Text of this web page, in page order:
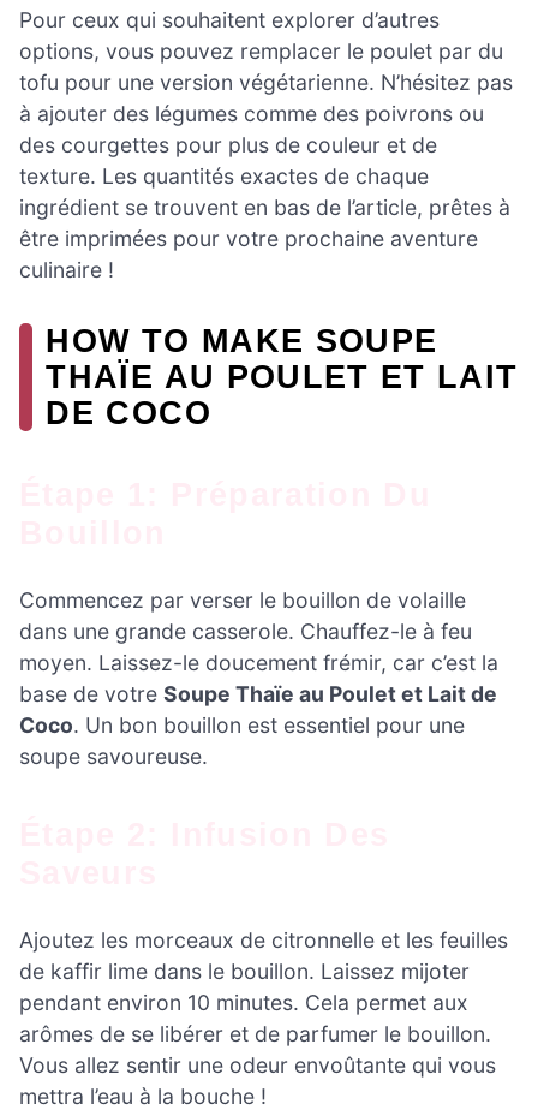
Pour ceux qui souhaitent explorer d’autres
options, vous pouvez remplacer le poulet par du
tofu pour une version végétarienne. N’hésitez pas
à ajouter des légumes comme des poivrons ou
des courgettes pour plus de couleur et de
texture. Les quantités exactes de chaque
ingrédient se trouvent en bas de l’article, prêtes à
être imprimées pour votre prochaine aventure
culinaire !
HOW TO MAKE SOUPE
THAÏE AU POULET ET LAIT
DE COCO
Commencez par verser le bouillon de volaille
dans une grande casserole. Chauffez-le à feu
moyen. Laissez-le doucement frémir, car c’est la
base de votre Soupe Thaïe au Poulet et Lait de
Coco. Un bon bouillon est essentiel pour une
soupe savoureuse.
Ajoutez les morceaux de citronnelle et les feuilles
de kaffir lime dans le bouillon. Laissez mijoter
pendant environ 10 minutes. Cela permet aux
arômes de se libérer et de parfumer le bouillon.
Vous allez sentir une odeur envoûtante qui vous
mettra l’eau à la bouche !